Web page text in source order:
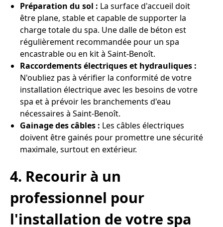
Préparation du sol : La surface d'accueil doit
être plane, stable et capable de supporter la
charge totale du spa. Une dalle de béton est
régulièrement recommandée pour un spa
encastrable ou en kit à Saint-Benoît.
Raccordements électriques et hydrauliques :
N'oubliez pas à vérifier la conformité de votre
installation électrique avec les besoins de votre
spa et à prévoir les branchements d'eau
nécessaires à Saint-Benoît.
Gainage des câbles : Les câbles électriques
doivent être gainés pour promettre une sécurité
maximale, surtout en extérieur.
4. Recourir à un
professionnel pour
l'installation de votre spa